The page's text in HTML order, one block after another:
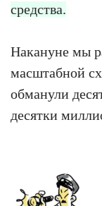
средства.
Накануне мы
масштабной
обманули
десятки